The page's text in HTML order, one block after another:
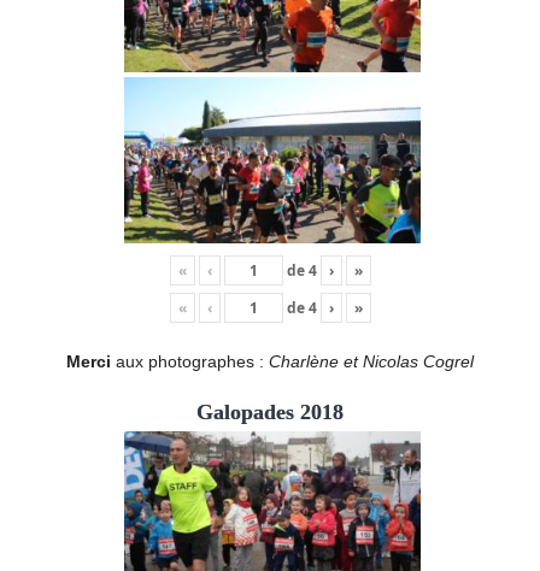
« ‹ de4 ›
»
«
‹ de4 › »
Merci aux photographes : Charlène et Nicolas Cogrel
Galopades 2018